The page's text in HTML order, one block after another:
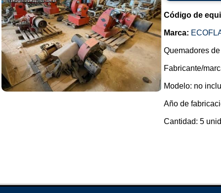
Código de
Marca:
Quemadores
Fabricante/
Modelo: no
Año de
Cantidad: 5